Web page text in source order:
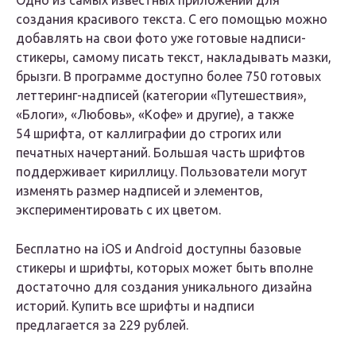
создания красивого текста. С его помощью можно
добавлять на свои фото уже готовые надписи-
стикеры, самому писать текст, накладывать мазки,
брызги. В программе доступно более 750 готовых
леттеринг-надписей (категории «Путешествия»,
«Блоги», «Любовь», «Кофе» и другие), а также
54 шрифта, от каллиграфии до строгих или
печатных начертаний. Большая часть шрифтов
поддерживает кириллицу. Пользователи могут
изменять размер надписей и элементов,
экспериментировать с их цветом.
Бесплатно на iOS и Android доступны базовые
стикеры и шрифты, которых может быть вполне
достаточно для создания уникального дизайна
историй. Купить все шрифты и надписи
предлагается за 229 рублей.